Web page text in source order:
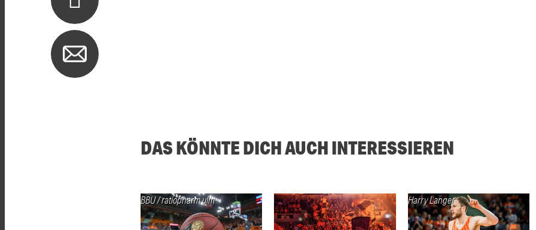
DAS KÖNNTE DICH AUCH INTERESSIEREN
BBU / ratiopharm ulm Harry Langer